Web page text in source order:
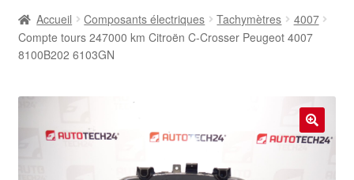
Contact
Livraison internationale
Accueil Composants électriques Tachymètres
4007
Compte tours 247000 km Citroën C-Crosser Peugeot 4007
8100B202 6103GN
🔍